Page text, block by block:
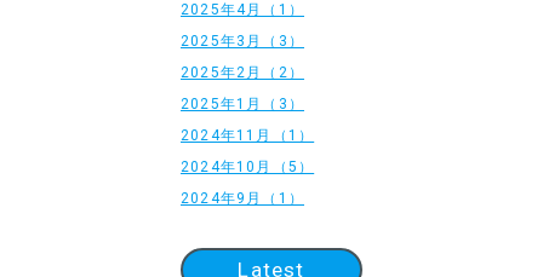
2025年4月（1）
2025年3月（3）
2025年2月（2）
2025年1月（3）
2024年11月（1）
2024年10月（5）
2024年9月（1）
Latest